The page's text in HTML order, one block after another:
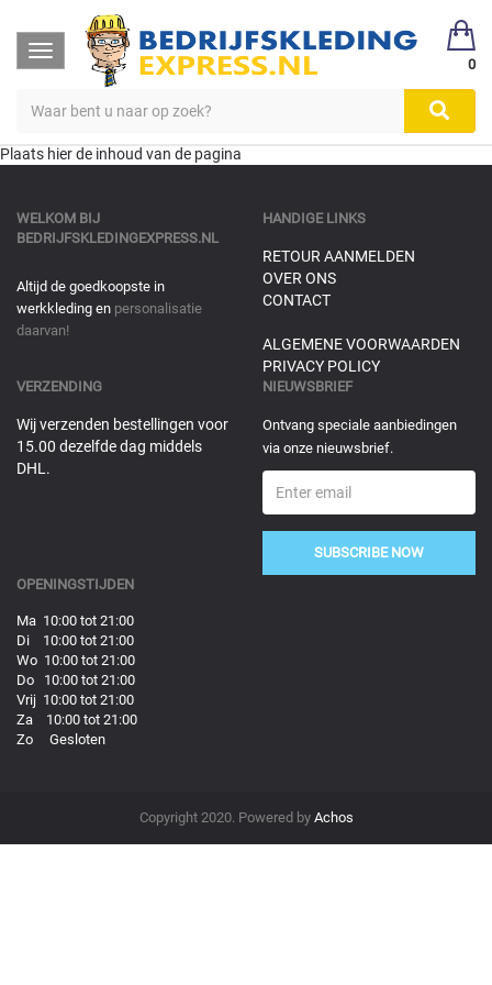
Toggle
navigation
0
Plaats hier de inhoud van de pagina
WELKOM BIJ
BEDRIJFSKLEDINGEXPRESS.NL
Altijd de goedkoopste in
werkkleding en personalisatie
daarvan!
HANDIGE LINKS
RETOUR AANMELDEN
OVER ONS
CONTACT
ALGEMENE VOORWAARDEN
PRIVACY POLICY
VERZENDING
Wij verzenden bestellingen voor
15.00 dezelfde dag middels
DHL.
NIEUWSBRIEF
Ontvang speciale aanbiedingen
via onze nieuwsbrief.
SUBSCRIBE NOW
OPENINGSTIJDEN
Ma 10:00 tot 21:00
Di 10:00 tot 21:00
Wo 10:00 tot 21:00
Do 10:00 tot 21:00
Vrij 10:00 tot 21:00
Za 10:00 tot 21:00
Zo Gesloten
Copyright 2020. Powered by Achos